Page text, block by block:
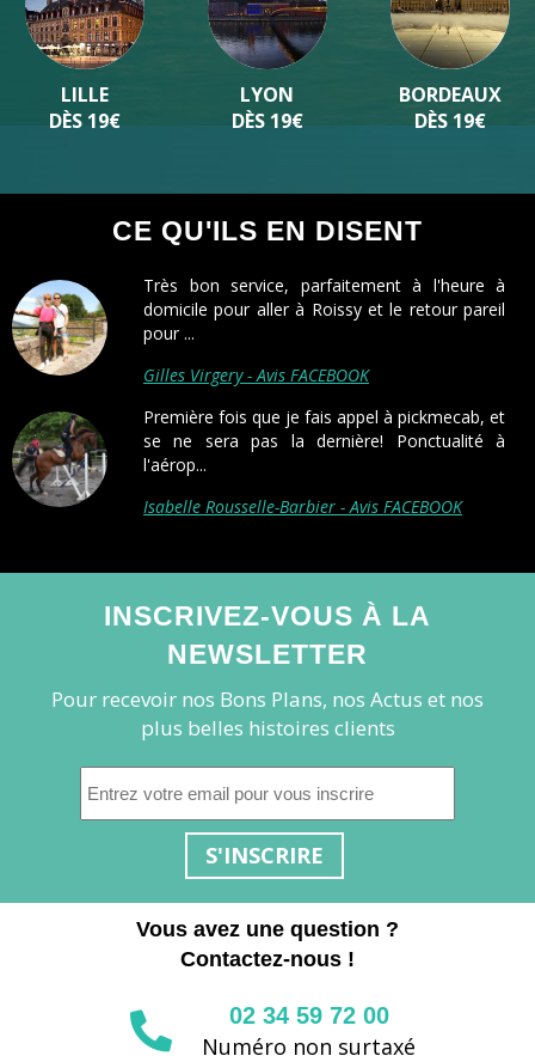
LILLE
DÈS 19€
LYON
DÈS 19€
BORDEAUX
DÈS 19€
CE QU'ILS EN DISENT
Très bon service, parfaitement à l'heure à
domicile pour aller à Roissy et le retour pareil
pour ...
Gilles Virgery - Avis FACEBOOK
Première fois que je fais appel à pickmecab, et
se ne sera pas la dernière! Ponctualité à
l'aérop...
Isabelle Rousselle-Barbier - Avis FACEBOOK
INSCRIVEZ-VOUS À LA
NEWSLETTER
Pour recevoir nos Bons Plans, nos Actus et nos
plus belles histoires clients
S'INSCRIRE
Vous avez une question ?
Contactez-nous !
02 34 59 72 00
Numéro non surtaxé